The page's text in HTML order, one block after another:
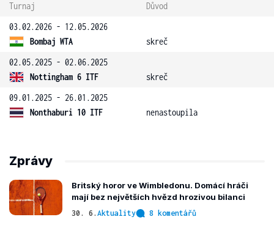
Turnaj
Důvod
03.02.2026 - 12.05.2026
Bombaj WTA
skreč
02.05.2025 - 02.06.2025
Nottingham 6 ITF
skreč
09.01.2025 - 26.01.2025
Nonthaburi 10 ITF
nenastoupila
Zprávy
Britský horor ve Wimbledonu. Domácí hráči
mají bez největších hvězd hrozivou bilanci
30. 6. Aktuality 8 komentářů